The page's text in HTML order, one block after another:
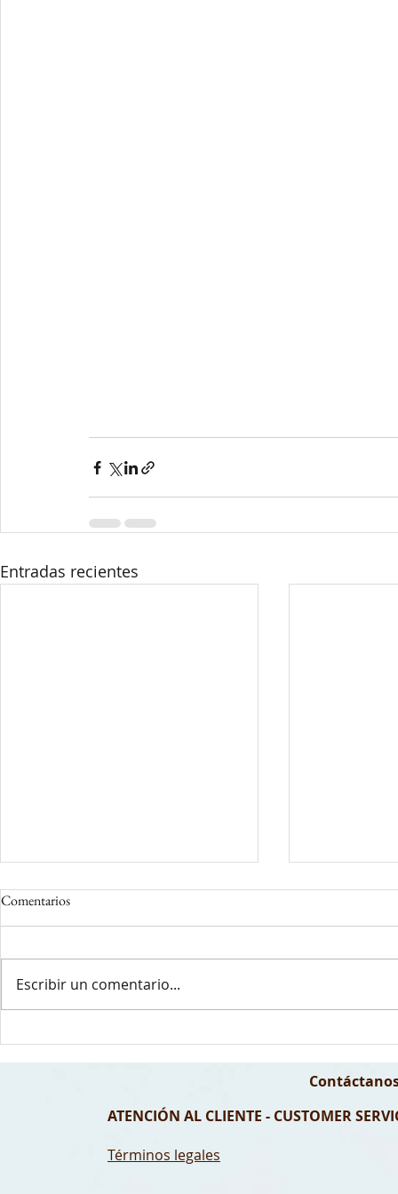
Entradas recientes
con cera en invierno (y cómo
preparar
Comentarios
Escribir un comentario...
ATENCIÓN AL CLIENTE - CUSTOMER
Términos legales